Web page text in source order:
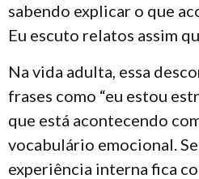
sabendo explicar o que
Eu escuto relatos assim
Na vida adulta, essa
frases como “eu estou
que está acontecendo
vocabulário emocional.
experiência interna fica